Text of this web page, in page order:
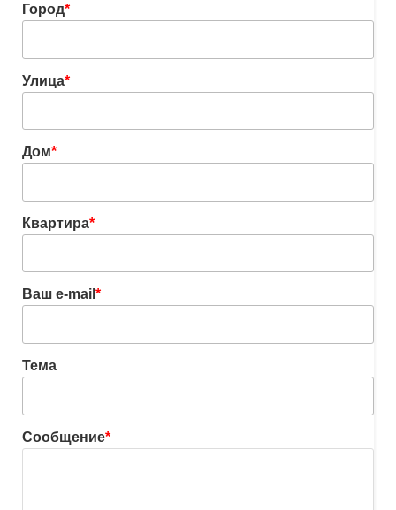
Город*
Улица*
Дом*
Квартира*
Ваш e-mail *
Тема
Сообщение*